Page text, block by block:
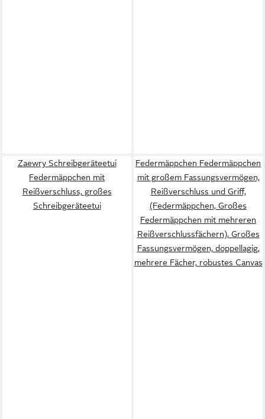
Zaewry Schreibgeräteetui
Federmäppchen mit
Reißverschluss, großes
Schreibgeräteetui
Federmäppchen Federmäppchen
mit großem Fassungsvermögen,
Reißverschluss und Griff,
(Federmäppchen, Großes
Federmäppchen mit mehreren
Reißverschlussfächern), Großes
Fassungsvermögen, doppellagig,
mehrere Fächer, robustes Canvas